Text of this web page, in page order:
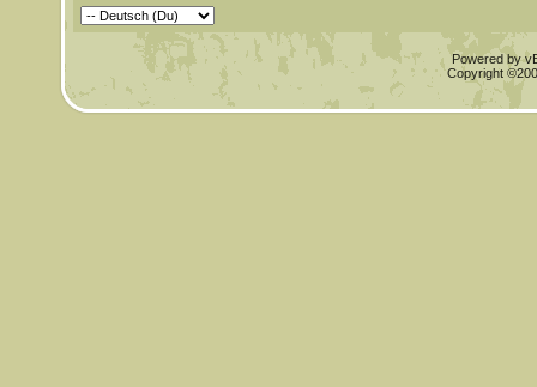
Powered by
Copyright